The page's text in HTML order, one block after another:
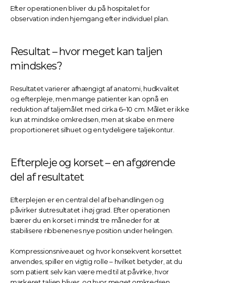
Efter operationen bliver du på hospitalet for
observation inden hjemgang efter individuel plan.
Resultat – hvor meget kan taljen
mindskes?
Resultatet varierer afhængigt af anatomi, hudkvalitet
og efterpleje, men mange patienter kan opnå en
reduktion af taljemålet med cirka 6–10 cm. Målet er ikke
kun at mindske omkredsen, men at skabe en mere
proportioneret silhuet og en tydeligere taljekontur.
Efterpleje og korset – en afgørende
del af resultatet
Efterplejen er en central del af behandlingen og
påvirker slutresultatet i høj grad. Efter operationen
bærer du en korset i mindst tre måneder for at
stabilisere ribbenenes nye position under helingen.
Kompressionsniveauet og hvor konsekvent korsettet
anvendes, spiller en vigtig rolle – hvilket betyder, at du
som patient selv kan være med til at påvirke, hvor